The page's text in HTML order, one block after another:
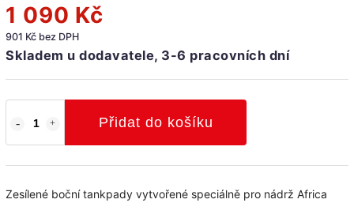
1 090 Kč
901 Kč bez DPH
Skladem u dodavatele, 3-6 pracovních dní
Přidat do košíku
Zesílené boční tankpady vytvořené speciálně pro nádrž Africa